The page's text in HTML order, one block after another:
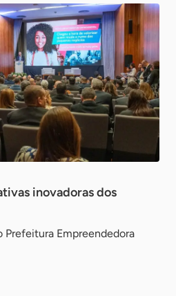
inovadoras dos
Prefeitura Empreendedora